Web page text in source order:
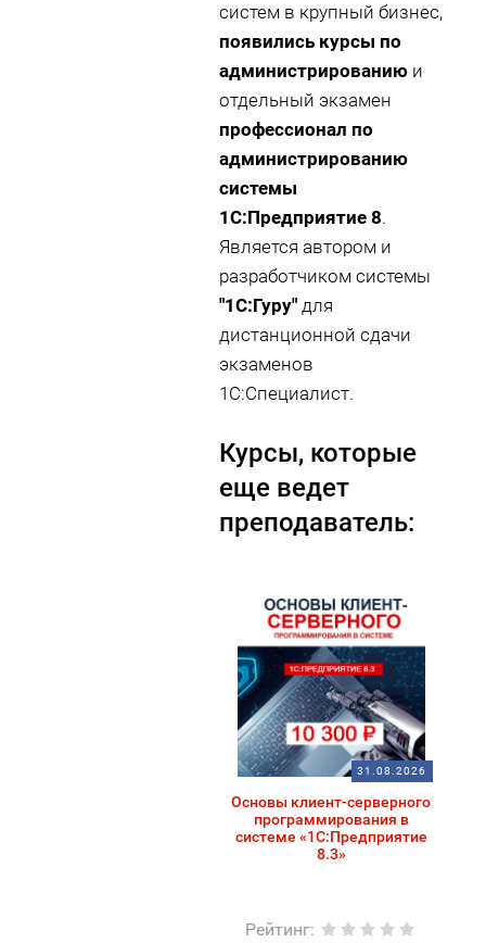
систем в крупный бизнес,
появились курсы по
администрированиюи
отдельный экзамен
профессионал по
администрированию
системы
1С:Предприятие 8.
Является автором и
разработчиком системы
"1С:Гуру"для
дистанционной сдачи
экзаменов
1С:Специалист.
Курсы, которые
еще ведет
преподаватель:
31.08.2026
Основы клиент-серверного
программирования в
системе «1С:Предприятие
8.3»
Рейтинг: